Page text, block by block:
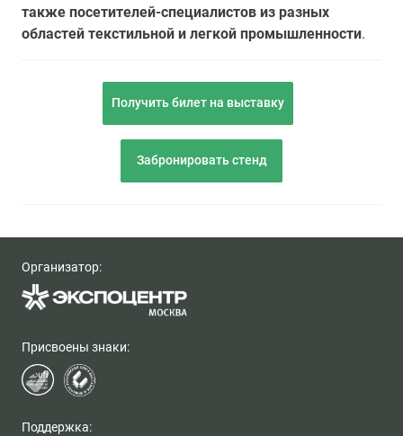
также посетителей-специалистов из разных
областей текстильной и легкой промышленности.
Получить билет на выставку
Забронировать стенд
Организатор:
Присвоены знаки:
Поддержка: